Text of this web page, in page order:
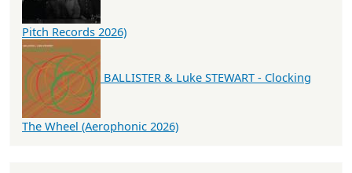
Pitch Records 2026)
BALLISTER & Luke STEWART - Clocking
The Wheel (Aerophonic 2026)